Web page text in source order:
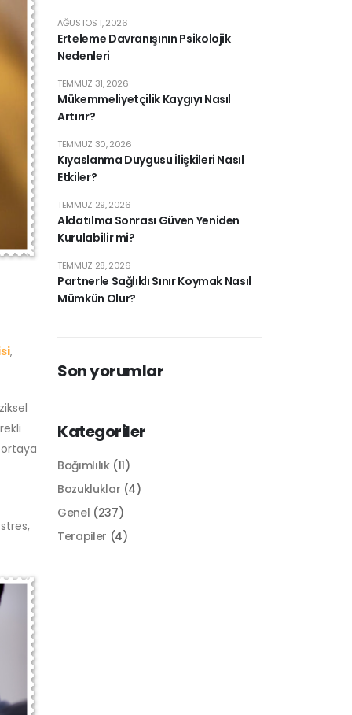
,
Erteleme Davranışının Psikolojik
Nedenleri
AĞUSTOS 1, 2026
Mükemmeliyetçilik Kaygıyı Nasıl
Artırır?
TEMMUZ 31, 2026
Kıyaslanma Duygusu İlişkileri Nasıl
Etkiler?
TEMMUZ 30, 2026
Aldatılma Sonrası Güven Yeniden
Kurulabilir mi?
TEMMUZ 29, 2026
Partnerle Sağlıklı Sınır Koymak Nasıl
Mümkün Olur?
TEMMUZ 28, 2026
Son yorumlar
Kategoriler
Bağımlılık(11)
Bozukluklar (4)
Genel (237)
Terapiler (4)